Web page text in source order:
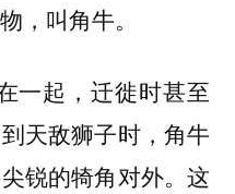
，叫角牛。
一起，迁徙时甚至
天敌狮子时，角牛
锐的犄角对外。这